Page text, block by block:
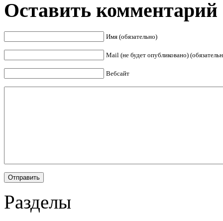
Оставить комментарий
Имя (обязательно)
Mail (не будет опубликовано)
Вебсайт
Разделы